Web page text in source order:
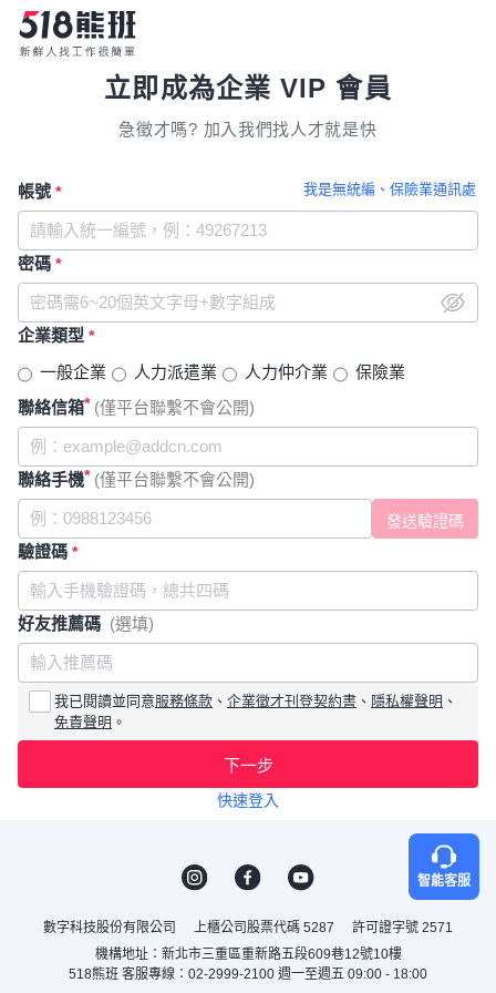
立即成為企業 VIP 會員
急徵才嗎? 加入我們找人才就是快
我是無統編、保險業通訊處
帳號 *
密碼 *
企業類型 *
一般企業 人力派遣業 人力仲介業
保險業
聯絡信箱* (僅平台聯繫不會公開)
聯絡手機* (僅平台聯繫不會公開)
驗證碼 *
好友推薦碼 (選填)
我已閱讀並同意服務條款 、 企業徵才刊登契約書 、 隱私權聲明 、
免責聲明 。
下一步
快速登入
智能客服
數字科技股份有限公司 上櫃公司股票代碼 5287
許可證字號 2571
機構地址：新北市三重區重新路五段609巷12號10樓
518熊班 客服專線：02-2999-2100 週一至週五 09:00 - 18:00